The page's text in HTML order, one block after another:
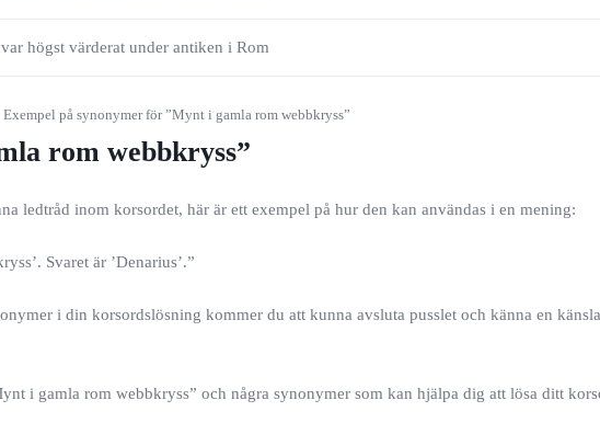
högst värderat under antiken i Rom
Exempel på synonymer för ”Mynt i gamla rom webbkryss”
rom webbkryss”
ledtråd inom korsordet, här är ett exempel på hur den kan användas i en mening:
Svaret är ’Denarius’.”
i din korsordslösning kommer du att kunna avsluta pusslet och känna en
i gamla rom webbkryss” och några synonymer som kan hjälpa dig att lösa ditt